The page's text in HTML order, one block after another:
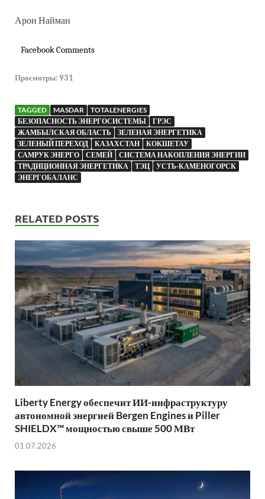
Арон Найман
Facebook Comments
Просмотры: 931
TAGGED MASDAR
TOTALENERGIES
БЕЗОПАСНОСТЬ ЭНЕРГОСИСТЕМЫ
ГРЭС
ЖАМБЫЛСКАЯ ОБЛАСТЬ
ЗЕЛЕНАЯ ЭНЕРГЕТИКА
ЗЕЛЕНЫЙ ПЕРЕХОД
КАЗАХСТАН
КОКШЕТАУ
САМРУК ЭНЕРГО
СЕМЕЙ
СИСТЕМА НАКОПЛЕНИЯ ЭНЕРГИИ
ТРАДИЦИОННАЯ ЭНЕРГЕТИКА
ТЭЦ
УСТЬ-КАМЕНОГОРСК
ЭНЕРГОБАЛАНС
RELATED POSTS
Liberty Energy обеспечит ИИ-инфраструктуру
автономной энергией Bergen Engines и Piller
SHIELDX™ мощностью свыше 500 МВт
01.07.2026